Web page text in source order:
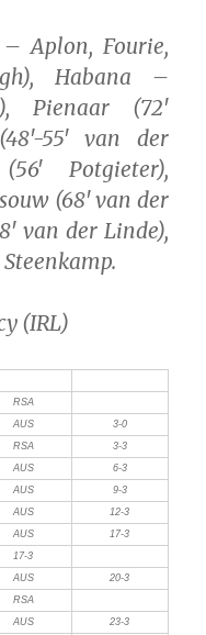
Aplon, Fourie,
Habana –
Pienaar (72′
55′ van der
Potgieter),
(68′ van der
van der Linde),
Steenkamp.
(IRL)
RSA
AUS
3-0
RSA
3-3
AUS
6-3
AUS
9-3
AUS
12-3
AUS
17-3
17-3
AUS
20-3
RSA
AUS
23-3